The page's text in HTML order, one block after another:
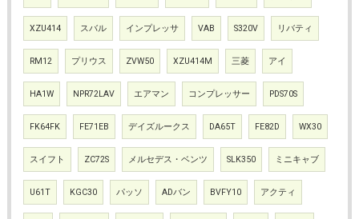
XZU414 スバル インプレッサ VAB S320V リバティ
RM12 プリウス ZVW50 XZU414M 三菱 アイ
HA1W NPR72LAV エアマン コンプレッサー PDS70S
FK64FK FE71EB デイズルークス DA65T FE82D WX30
スイフト ZC72S メルセデス・ベンツ SLK350 ミニキャブ
U61T KGC30 パッソ ADバン BVFY10 アクティ